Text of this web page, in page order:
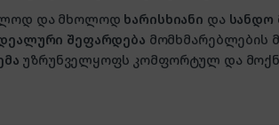
და მხოლოდ ხარისხიანი და სანდო
შეფარდება მომხმარებლების
უზრუნველყოფს კომფორტულ და